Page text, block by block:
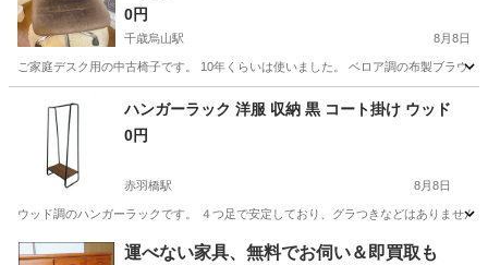
0円
千歳烏山駅 8月8日
ご家庭デスク用の中古椅子です。 10年くらいは使いました。 ベロア調の布製ブラウ
千歳烏山駅 椅子 デスク
ハンガーラック 洋服 収納 黒 コート掛け ウッド
0円
赤羽橋駅 8月8日
ウッド調のハンガーラックです。 ４つ足で安定しており、グラつきなどはありませ
東京 港区 赤羽橋駅 収納家具
運べない家具、無料でお伺い＆即買取も